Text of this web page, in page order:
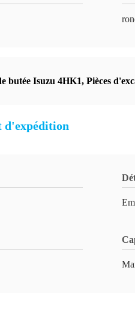
butée Isuzu 4HK1, Pièces
d'expédition